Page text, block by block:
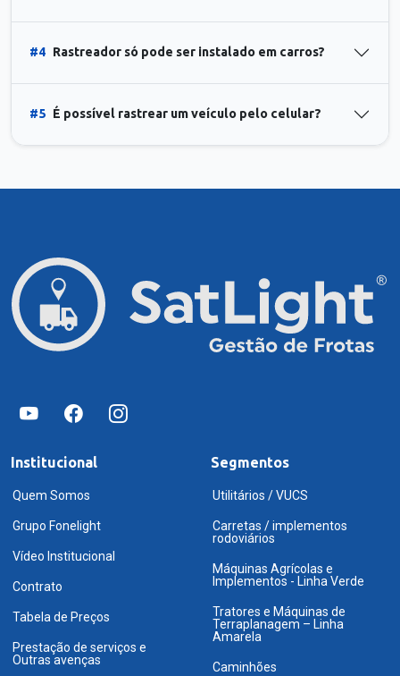
#4 Rastreador só pode ser instalado em carros?
#5 É possível rastrear um veículo pelo celular?
Institucional
Quem Somos
Grupo Fonelight
Vídeo Institucional
Contrato
Tabela de Preços
Prestação de serviços e
Outras avenças
Segmentos
Utilitários / VUCS
Carretas / implementos
rodoviários
Máquinas Agrícolas e
Implementos - Linha Verde
Tratores e Máquinas de
Terraplanagem – Linha
Amarela
Caminhões